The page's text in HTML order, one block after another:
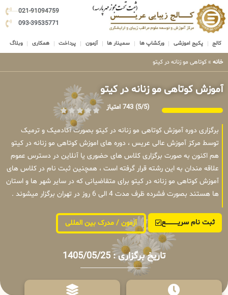
021-91094759
093-39535771
کالج پکیج اموزشی ورکشاپ ها سمینار ها آزمون پرداخت همکاری وبلاگ
خانه » کوتاهی مو زنانه در کیتو
آموزش کوتاهی مو زنانه در کیتو
(5/5) 743 امتیاز
برگزاری دوره آموزش کوتاهی مو زنانه در کیتو بصورت آکادمیک و ترمیک
توسط مرکز آموزش عالی عریس ، دوره های اموزش کوتاهی مو زنانه در کیتو
هم اکنون به صورت برگزاری کلاس های حضوری یا آنلاین در دسترس عموم
علاقه مندان به این رشته قرار گرفته است ، همچنین ثبت نام در کلاس های
آموزش کوتاهی مو زنانه در کیتو برای متقاضیانی که در سایر شهر ها و استان
ها هستند بصورت فشرده ظرف مدت 4 الی 6 روز در تهران برگزار میشوند .
ثبت نام سریــــــــــــع آزمون / مدرک بین المللی
تاریخ برگزاری : 1405/05/25